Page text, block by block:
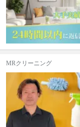
MRクリーニング